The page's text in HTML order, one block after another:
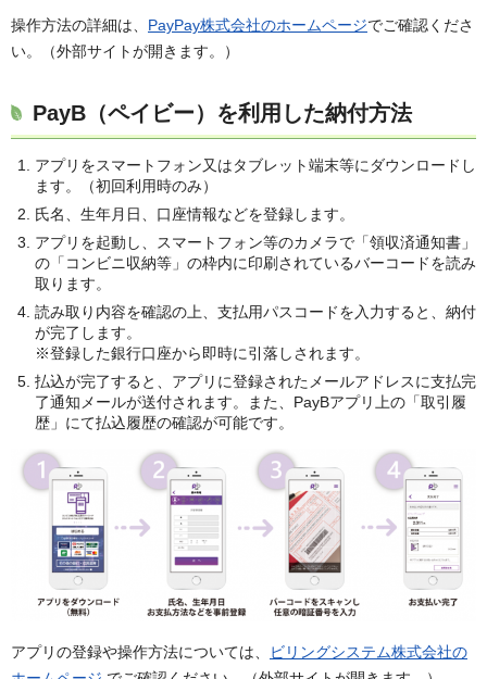
操作方法の詳細は、 PayPay株式会社のホームページでご確認くださ
い。（外部サイトが開きます。）
PayB（ペイビー）を利用した納付方法
アプリをスマートフォン又はタブレット端末等にダウンロードし
ます。（初回利用時のみ）
氏名、生年月日、口座情報などを登録します。
アプリを起動し、スマートフォン等のカメラで「領収済通知書」
の「コンビニ収納等」の枠内に印刷されているバーコードを読み
取ります。
読み取り内容を確認の上、支払用パスコードを入力すると、納付
が完了します。
※登録した銀行口座から即時に引落しされます。
払込が完了すると、アプリに登録されたメールアドレスに支払完
了通知メールが送付されます。また、PayBアプリ上の「取引履
歴」にて払込履歴の確認が可能です。
アプリの登録や操作方法については、
ビリングシステム株式会社の